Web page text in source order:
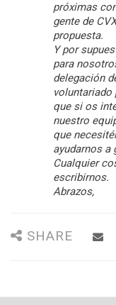
próximas
gente de
propuesta.
Y por
para
delegación
voluntariado
que si os
nuestro
que
ayudarnos a
Cualquier
escribirnos.
Abrazos,
SHARE